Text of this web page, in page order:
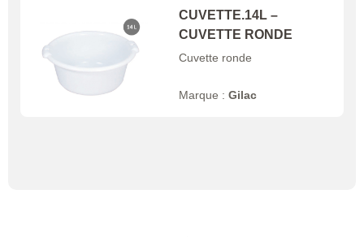
CUVETTE.14L –
CUVETTE RONDE
Cuvette ronde
Marque :Gilac